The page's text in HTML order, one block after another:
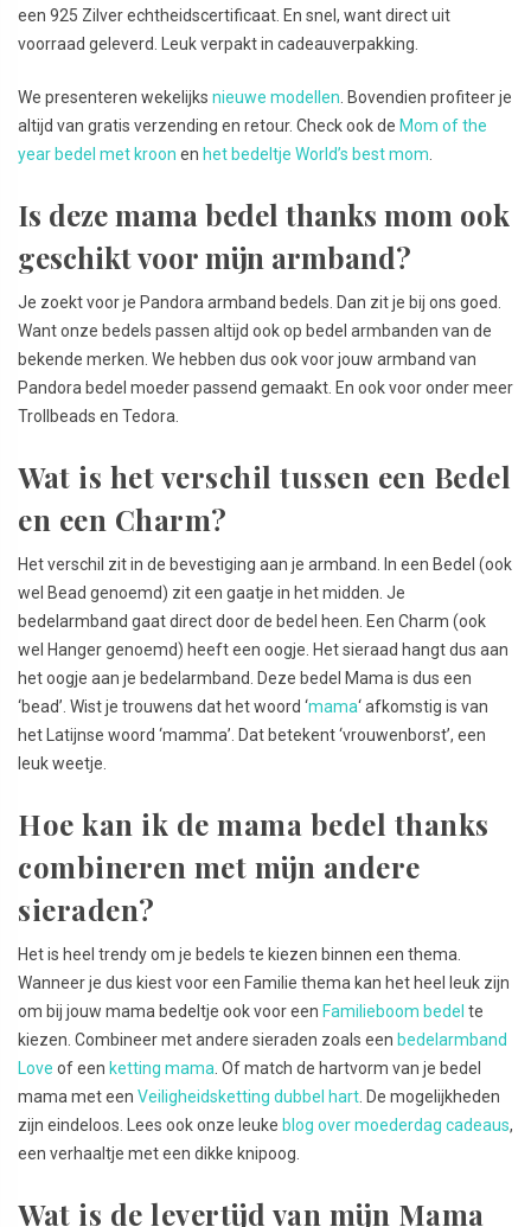
een 925 Zilver echtheidscertificaat. En snel, want direct uit
voorraad geleverd. Leuk verpakt in cadeauverpakking.
We presenteren wekelijks nieuwe modellen . Bovendien profiteer je
altijd van gratis verzending en retour. Check ook de Mom of the
year bedel met kroon en het bedeltje World’s best mom
Is deze mama bedel thanks mom ook
geschikt voor mijn armband?
Je zoekt voor je Pandora armband bedels. Dan zit je bij ons goed.
Want onze bedels passen altijd ook op bedel armbanden van de
bekende merken. We hebben dus ook voor jouw armband van
Pandora bedel moeder passend gemaakt. En ook voor onder meer
Trollbeads en Tedora.
Wat is het verschil tussen een Bedel
en een Charm?
Het verschil zit in de bevestiging aan je armband. In een Bedel (ook
wel Bead genoemd) zit een gaatje in het midden. Je
bedelarmband gaat direct door de bedel heen. Een Charm (ook
wel Hanger genoemd) heeft een oogje. Het sieraad hangt dus aan
het oogje aan je bedelarmband. Deze bedel Mama is dus een
‘bead’. Wist je trouwens dat het woord ‘mama‘ afkomstig is van
het Latijnse woord ‘mamma’. Dat betekent ‘vrouwenborst’, een
leuk weetje.
Hoe kan ik de mama bedel thanks
combineren met mijn andere
sieraden?
Het is heel trendy om je bedels te kiezen binnen een thema.
Wanneer je dus kiest voor een Familie thema kan het heel leuk zijn
om bij jouw mama bedeltje ook voor een Familieboom bedel te
kiezen. Combineer met andere sieraden zoals een bedelarmband
Love of een ketting mama . Of match de hartvorm van je bedel
mama met een Veiligheidsketting dubbel hart . De mogelijkheden
zijn eindeloos. Lees ook onze leuke blog over moederdag cadeaus,
een verhaaltje met een dikke knipoog.
Wat is de levertijd van mijn Mama